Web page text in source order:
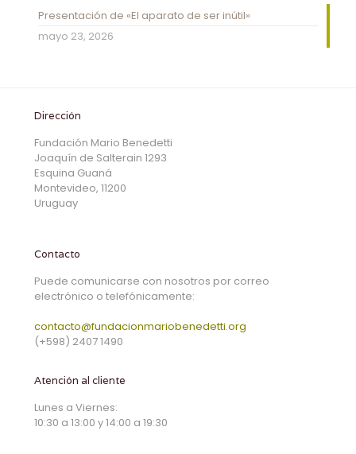
Presentación de «El aparato de ser inútil»
mayo 23, 2026
Dirección
Fundación Mario Benedetti
Joaquín de Salterain 1293
Esquina Guaná
Montevideo, 11200
Uruguay
Contacto
Puede comunicarse con nosotros por correo
electrónico o telefónicamente:
contacto@fundacionmariobenedetti.org
(+598) 2407 1490
Atención al cliente
Lunes a Viernes:
10:30 a 13:00 y 14:00 a 19:30